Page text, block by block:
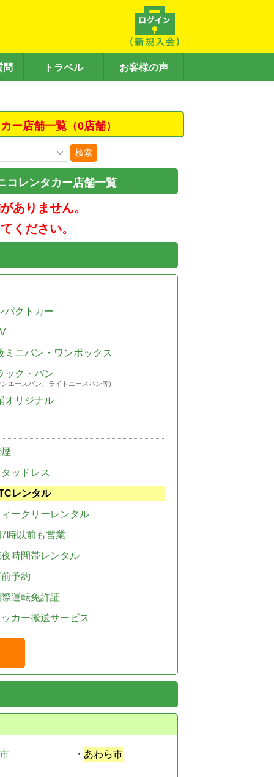
問 トラベル お客様の声
ー店舗一覧（0店舗）
検索
コレンタカー店舗一覧
ありません。
ください。
パクトカー
ミニバン・ワンボックス
ック・バン
エースバン、ライトエースバン等)
オリジナル
ッドレス
レンタル
ークリーレンタル
時以前も営業
時間帯レンタル
予約
運転免許証
カー搬送サービス
・ あわら市